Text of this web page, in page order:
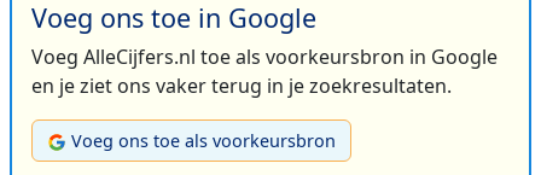
Voeg ons toe in Google
Voeg AlleCijfers.nl toe als voorkeursbron in Google
en je ziet ons vaker terug in je zoekresultaten.
Voeg ons toe als voorkeursbron